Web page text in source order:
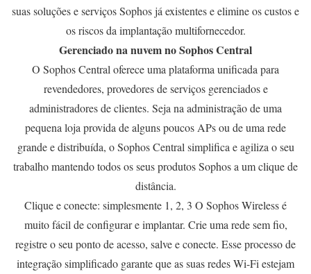
suas soluções e serviços Sophos já existentes e elimine os custos e
os riscos da implantação multifornecedor.
Gerenciado na nuvem no Sophos Central
O Sophos Central oferece uma plataforma unificada para
revendedores, provedores de serviços gerenciados e
administradores de clientes. Seja na administração de uma
pequena loja provida de alguns poucos APs ou de uma rede
grande e distribuída, o Sophos Central simplifica e agiliza o seu
trabalho mantendo todos os seus produtos Sophos a um clique de
distância.
Clique e conecte: simplesmente 1, 2, 3 O Sophos Wireless é
muito fácil de configurar e implantar. Crie uma rede sem fio,
registre o seu ponto de acesso, salve e conecte. Esse processo de
integração simplificado garante que as suas redes Wi-Fi estejam